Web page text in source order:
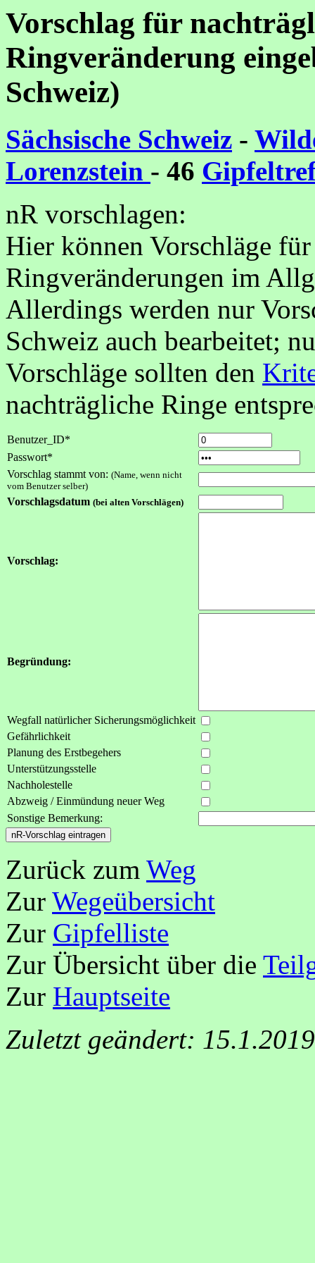
Vorschlag für
Ringveränderung
Schweiz)
Sächsische Schweiz -
Lorenzstein - 46
nR vorschlagen:
Hier können Vorschläge
Ringveränderungen im
Allerdings werden nur
Schweiz auch bearbeitet;
Vorschläge sollten den
nachträgliche Ringe
Benutzer_ID*
Passwort*
Vorschlag stammt von: (Name, wenn nicht
vom Benutzer selber)
Vorschlagsdatum (bei alten Vorschlägen)
Vorschlag:
Begründung:
Wegfall natürlicher Sicherungsmöglichkeit
Gefährlichkeit
Planung des Erstbegehers
Unterstützungsstelle
Nachholestelle
Abzweig / Einmündung neuer Weg
Sonstige Bemerkung:
Zurück zum Weg
Zur Wegeübersicht
Zur Gipfelliste
Zur Übersicht über die
Zur Hauptseite
Zuletzt geändert: